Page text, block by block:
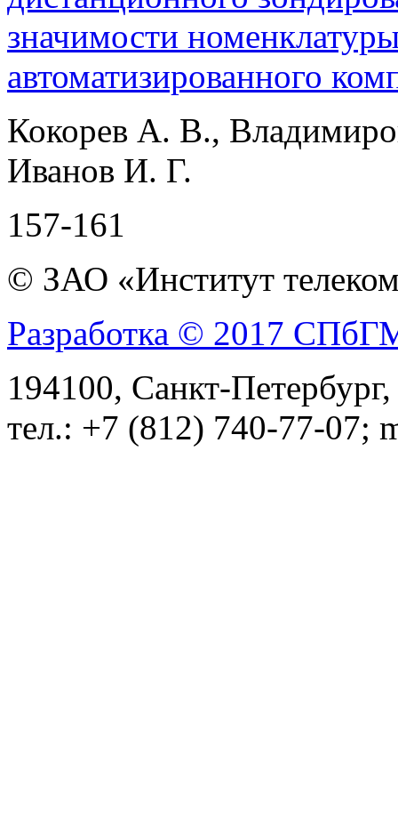
значимости
автоматизированного
Кокорев А. В.,
Иванов И. Г.
157-161
© ЗАО «Институт
Разработка © 2017
194100, Санкт-
тел.: +7 (812) 740-77-07;